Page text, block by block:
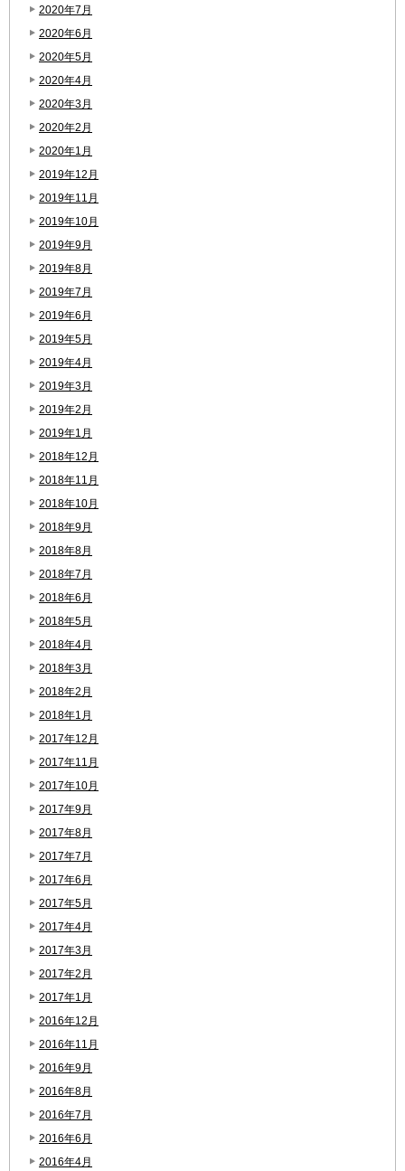
2020年7月
2020年6月
2020年5月
2020年4月
2020年3月
2020年2月
2020年1月
2019年12月
2019年11月
2019年10月
2019年9月
2019年8月
2019年7月
2019年6月
2019年5月
2019年4月
2019年3月
2019年2月
2019年1月
2018年12月
2018年11月
2018年10月
2018年9月
2018年8月
2018年7月
2018年6月
2018年5月
2018年4月
2018年3月
2018年2月
2018年1月
2017年12月
2017年11月
2017年10月
2017年9月
2017年8月
2017年7月
2017年6月
2017年5月
2017年4月
2017年3月
2017年2月
2017年1月
2016年12月
2016年11月
2016年9月
2016年8月
2016年7月
2016年6月
2016年4月